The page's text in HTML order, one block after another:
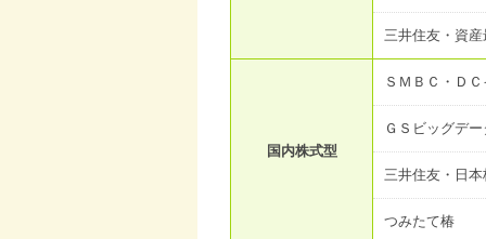
三井住友・資産
国内株式型
ＳＭＢＣ・Ｄ
ＧＳビッグデ
三井住友・日
つみたて椿